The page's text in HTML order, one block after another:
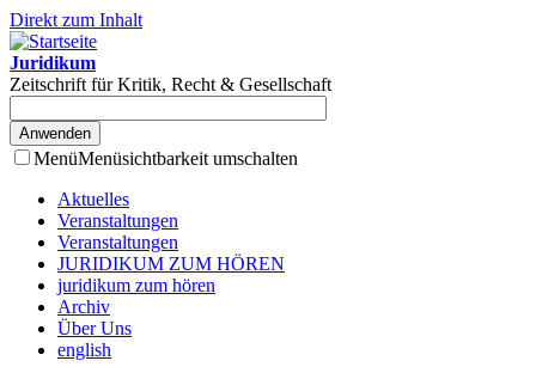
Direkt zum Inhalt
Juridikum
Zeitschrift für Kritik, Recht & Gesellschaft
MenüMenüsichtbarkeit umschalten
Aktuelles
Veranstaltungen
Veranstaltungen
JURIDIKUM ZUM HÖREN
juridikum zum hören
Archiv
Über Uns
english